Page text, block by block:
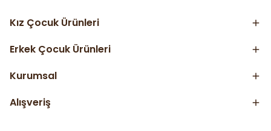
Kız Çocuk Ürünleri
Erkek Çocuk Ürünleri
Kurumsal
Alışveriş